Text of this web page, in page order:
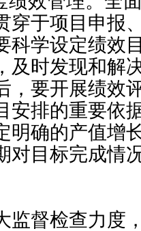
穿于项目申报
科学设定绩效
及时发现和解
，要开展绩效
安排的重要依
明确的产值增
对目标完成情
监督检查力度